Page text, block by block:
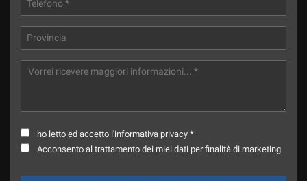
ho letto ed accetto l'informativa privacy *
Acconsento al trattamento dei miei dati per finalità di marketing